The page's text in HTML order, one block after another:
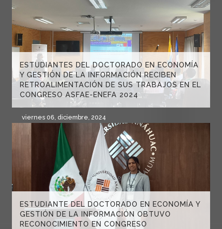
ESTUDIANTES DEL DOCTORADO EN ECONOMÍA
Y GESTIÓN DE LA INFORMACIÓN RECIBEN
RETROALIMENTACIÓN DE SUS TRABAJOS EN EL
CONGRESO ASFAE-ENEFA 2024
viernes 06, diciembre, 2024
ESTUDIANTE DEL DOCTORADO EN ECONOMÍA Y
GESTIÓN DE LA INFORMACIÓN OBTUVO
RECONOCIMIENTO EN CONGRESO